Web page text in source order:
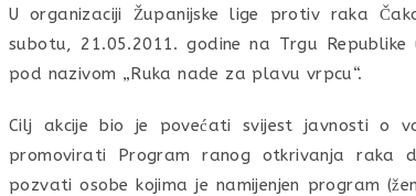
U organizaciji Županijske lige protiv raka
subotu, 21.05.2011. godine na Trgu
pod nazivom „Ruka nade za plavu vrpcu“.
Cilj akcije bio je povećati svijest javnosti o
promovirati Program ranog otkrivanja raka
pozvati osobe kojima je namijenjen program